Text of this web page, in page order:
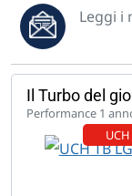
Leggi i
Il Turbo del
Performance 1